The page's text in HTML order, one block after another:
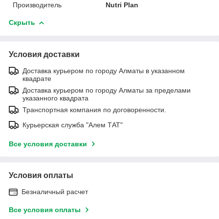
Производитель
Nutri Plan
Скрыть
Условия доставки
Доставка курьером по городу Алматы в указанном
квадрате
Доставка курьером по городу Алматы за пределами
указанного квадрата
Транспортная компания по договоренности.
Курьерская служба "Алем ТАТ"
Все условия доставки
Условия оплаты
Безналичный расчет
Все условия оплаты